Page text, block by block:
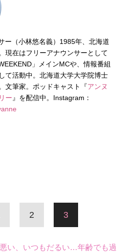
ー（小林悠名義）1985年、北海道
現在はフリーアナウンサーとして
」メインMCや、情報番組
て活動中。北海道大学大学院博士
文筆家。ポッドキャスト『アンヌ
ー 』を配信中。Instagram：
2 3
い、いつもだるい…年齢でも過